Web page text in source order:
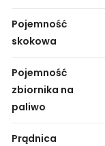
Pojemność
skokowa
Pojemność
zbiornika na
paliwo
Prądnica